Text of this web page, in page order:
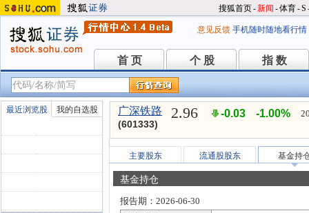
搜狐首页-新闻 -体育-S
意见反馈 手机随时随地看行情
首 页
首 页 个 股
个 股 指 数
指 数
最近浏览股 我的自选股 广深铁路
(601333)
2.96 -0.03 -1.00%
主要股东 流通股股东 基金持
基金持仓
报告期：2026-06-30